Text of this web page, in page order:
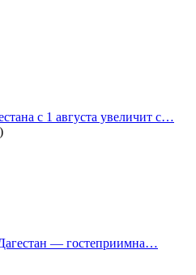
с 1 августа увеличит с…
— гостеприимна…